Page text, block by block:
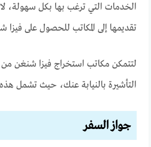
الخدمات التي ترغب بها بكل سهولة،
تقديمها إلى المكاتب للحصول على فيزا
لتتمكن مكاتب استخراج فيزا شنغن
التأشيرة بالنيابة عنك، حيث تشمل
جواز السفر